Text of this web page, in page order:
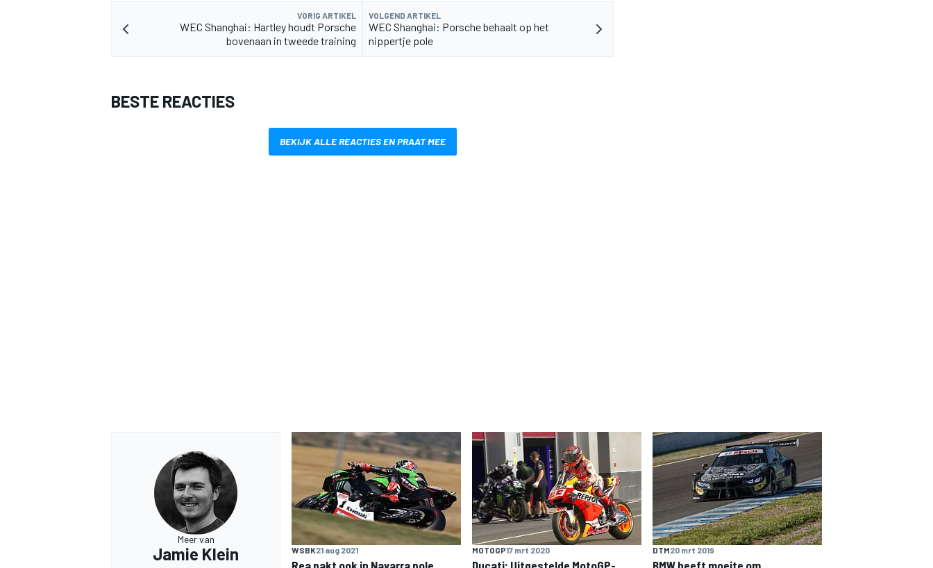
VORIG ARTIKEL
WEC Shanghai: Hartley houdt Porsche
bovenaan in tweede training
VOLGEND ARTIKEL
WEC Shanghai: Porsche behaalt op het
nippertje pole
BESTE REACTIES
BEKIJK ALLE REACTIES EN PRAAT MEE
Meer van
Jamie Klein WSBK21 aug 2021
Rea pakt ook in Navarra pole,
MOTOGP17 mrt 2020
Ducati: Uitgestelde MotoGP-
DTM20 mrt 2019
BMW heeft moeite om